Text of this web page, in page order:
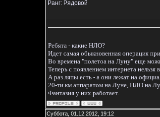
Ранг: Рядовой
Ребята - какие НЛО?
Идет самая обыкновенная операция
Во времена "полетоа на Луну" еще
Теперь с появлением интернета
А раз ляпы есть - а они лежат на
20-ти км аппаратом на Луне, НЛО на
Фантазия у них работает.
Суббота, 01.12.2012, 19:12